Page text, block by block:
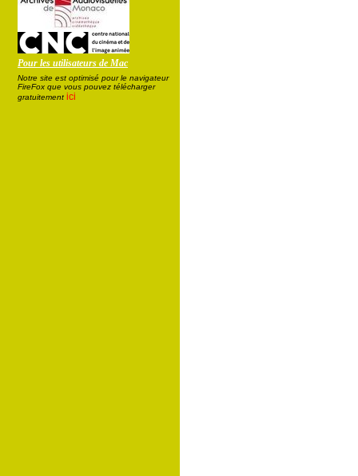
Pour les utilisateurs de Mac
Notre site est optimisé pour le navigateur
FireFox que vous pouvez télécharger
gratuitement ici